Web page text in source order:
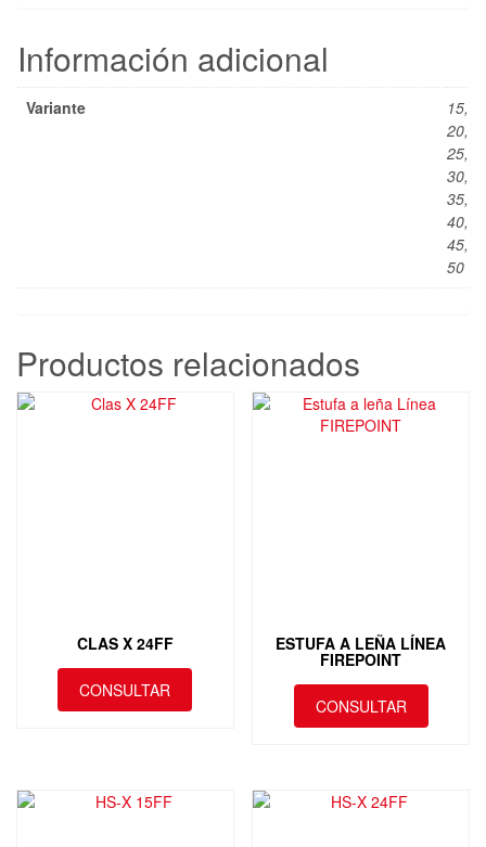
Información adicional
Variante
15,
20,
25,
30,
35,
40,
45,
50
Productos relacionados
CLAS X 24FF
CONSULTAR
ESTUFA A LEÑA LÍNEA
FIREPOINT
CONSULTAR